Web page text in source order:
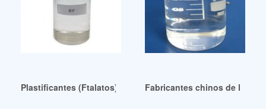
Plastificantes (Ftalatos)-Witega NicaraguaFabricantes chinos de Dotp